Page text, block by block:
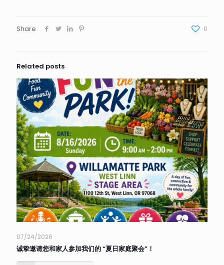
Share 0
Related posts
07/24/2026
诚挚邀请您和家人参加我们的 “夏日家庭聚会”！